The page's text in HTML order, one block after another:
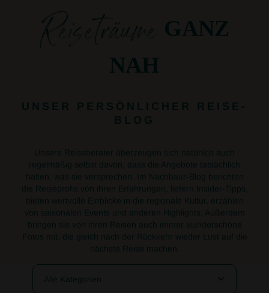
Reiseträume GANZ
NAH
UNSER PERSÖNLICHER REISE-
BLOG
Unsere Reiseberater überzeugen sich natürlich auch
regelmäßig selbst davon, dass die Angebote tatsächlich
halten, was sie versprechen. Im Nachbaur-Blog berichten
die Reiseprofis von ihren Erfahrungen, liefern Insider-Tipps,
bieten wertvolle Einblicke in die regionale Kultur, erzählen
von saisonalen Events und anderen Highlights. Außerdem
bringen sie von ihren Reisen auch immer wunderschöne
Fotos mit, die gleich nach der Rückkehr wieder Lust auf die
nächste Reise machen.
Alle Kategorien